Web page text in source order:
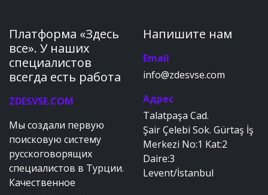
Платформа «Здесь
все». У наших
специалистов
всегда есть работа
ZDESVSE.COM
Мы создали первую
поисковую систему
русскоговорящих
специалистов в Турции.
Качественное
Напишите нам
Email
info@zdesvse.com
Адрес
Talatpaşa Cad.
Şair Çelebi Sok. Gürtaş İş
Merkezi No:1 Kat:2
Daire:3
Levent/İstanbul